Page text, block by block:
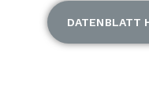
DATENBLATT